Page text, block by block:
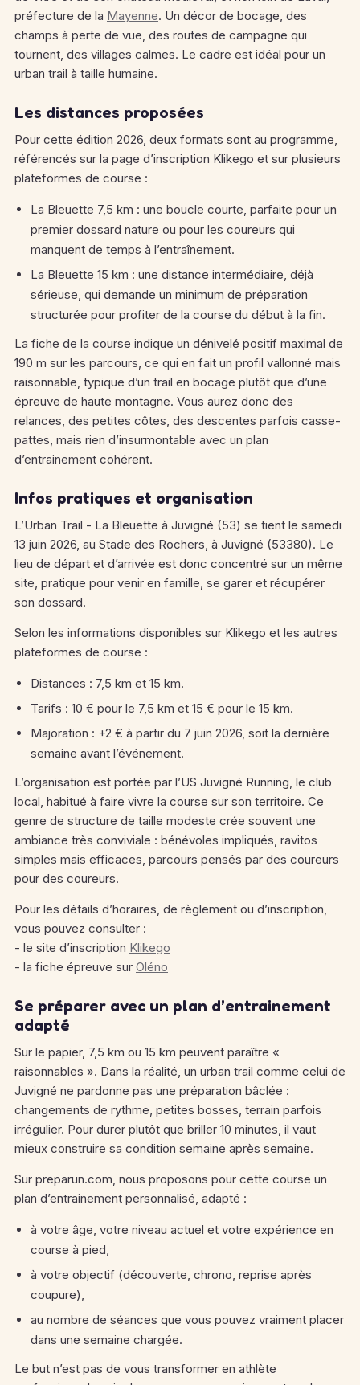
préfecture de la Mayenne. Un décor de bocage, des
champs à perte de vue, des routes de campagne qui
tournent, des villages calmes. Le cadre est idéal pour un
urban trail à taille humaine.
Les distances proposées
Pour cette édition 2026, deux formats sont au programme,
référencés sur la page d’inscription Klikego et sur plusieurs
plateformes de course :
La Bleuette 7,5 km : une boucle courte, parfaite pour un
premier dossard nature ou pour les coureurs qui
manquent de temps à l’entraînement.
La Bleuette 15 km : une distance intermédiaire, déjà
sérieuse, qui demande un minimum de préparation
structurée pour profiter de la course du début à la fin.
La fiche de la course indique un dénivelé positif maximal de
190 m sur les parcours, ce qui en fait un profil vallonné mais
raisonnable, typique d’un trail en bocage plutôt que d’une
épreuve de haute montagne. Vous aurez donc des
relances, des petites côtes, des descentes parfois casse-
pattes, mais rien d’insurmontable avec un plan
d’entrainement cohérent.
Infos pratiques et organisation
L’Urban Trail - La Bleuette à Juvigné (53) se tient le samedi
13 juin 2026, au Stade des Rochers, à Juvigné (53380). Le
lieu de départ et d’arrivée est donc concentré sur un même
site, pratique pour venir en famille, se garer et récupérer
son dossard.
Selon les informations disponibles sur Klikego et les autres
plateformes de course :
Distances : 7,5 km et 15 km.
Tarifs : 10 € pour le 7,5 km et 15 € pour le 15 km.
Majoration : +2 € à partir du 7 juin 2026, soit la dernière
semaine avant l’événement.
L’organisation est portée par l’US Juvigné Running, le club
local, habitué à faire vivre la course sur son territoire. Ce
genre de structure de taille modeste crée souvent une
ambiance très conviviale : bénévoles impliqués, ravitos
simples mais efficaces, parcours pensés par des coureurs
pour des coureurs.
Pour les détails d’horaires, de règlement ou d’inscription,
vous pouvez consulter :
- le site d’inscription Klikego
- la fiche épreuve sur Oléno
Se préparer avec un plan d’entrainement
adapté
Sur le papier, 7,5 km ou 15 km peuvent paraître «
raisonnables ». Dans la réalité, un urban trail comme celui de
Juvigné ne pardonne pas une préparation bâclée :
changements de rythme, petites bosses, terrain parfois
irrégulier. Pour durer plutôt que briller 10 minutes, il vaut
mieux construire sa condition semaine après semaine.
Sur preparun.com, nous proposons pour cette course un
plan d’entrainement personnalisé, adapté :
à votre âge, votre niveau actuel et votre expérience en
course à pied,
à votre objectif (découverte, chrono, reprise après
coupure),
au nombre de séances que vous pouvez vraiment placer
dans une semaine chargée.
Le but n’est pas de vous transformer en athlète